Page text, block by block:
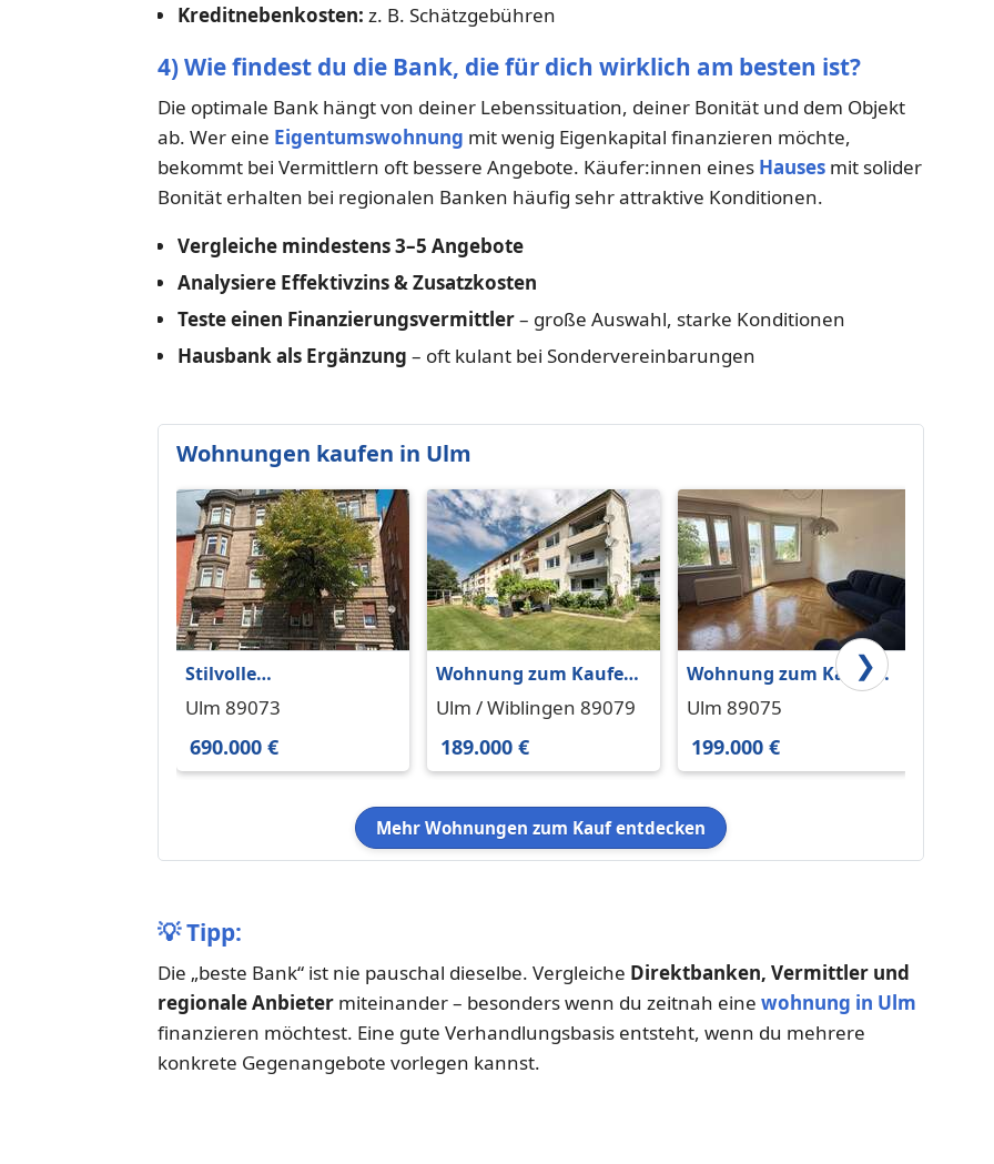
Kreditnebenkosten: z. B. Schätzgebühren
4) Wie findest du die Bank, die für dich wirklich am besten ist?
Die optimale Bank hängt von deiner Lebenssituation, deiner Bonität und dem Objekt
ab. Wer eine Eigentumswohnung mit wenig Eigenkapital finanzieren möchte,
bekommt bei Vermittlern oft bessere Angebote. Käufer:innen eines Hauses mit solider
Bonität erhalten bei regionalen Banken häufig sehr attraktive Konditionen.
Vergleiche mindestens 3–5 Angebote
Analysiere Effektivzins & Zusatzkosten
Teste einen Finanzierungsvermittler– große Auswahl, starke Konditionen
Hausbank als Ergänzung – oft kulant bei Sondervereinbarungen
Wohnungen kaufen in Ulm
Stilvolle
Altbauwohnung im
Zimmer, Stuckdecken
Ulm 89073
690.000 €
Wohnung zum Kaufen
in Ulm Wiblingen
Ulm / Wiblingen 89079
189.000 €
Wohnung zum Kaufen
in Ulm 199.000 € 70.2
Ulm 89075
199.000 €
❯
Mehr Wohnungen zum Kauf entdecken
💡Tipp:
Die „beste Bank“ ist nie pauschal dieselbe. Vergleiche Direktbanken, Vermittler und
regionale Anbieter miteinander – besonders wenn du zeitnah eine wohnung in Ulm
finanzieren möchtest. Eine gute Verhandlungsbasis entsteht, wenn du mehrere
konkrete Gegenangebote vorlegen kannst.